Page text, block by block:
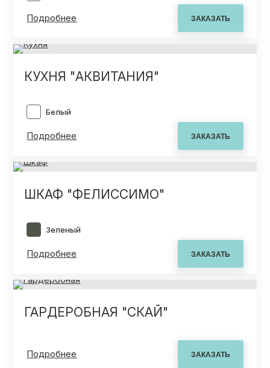
Подробнее
КУХНЯ "АКВИТАНИЯ"
Белый
Подробнее
ШКАФ "ФЕЛИССИМО"
Зеленый
Подробнее
ГАРДЕРОБНАЯ "СКАЙ"
Подробнее